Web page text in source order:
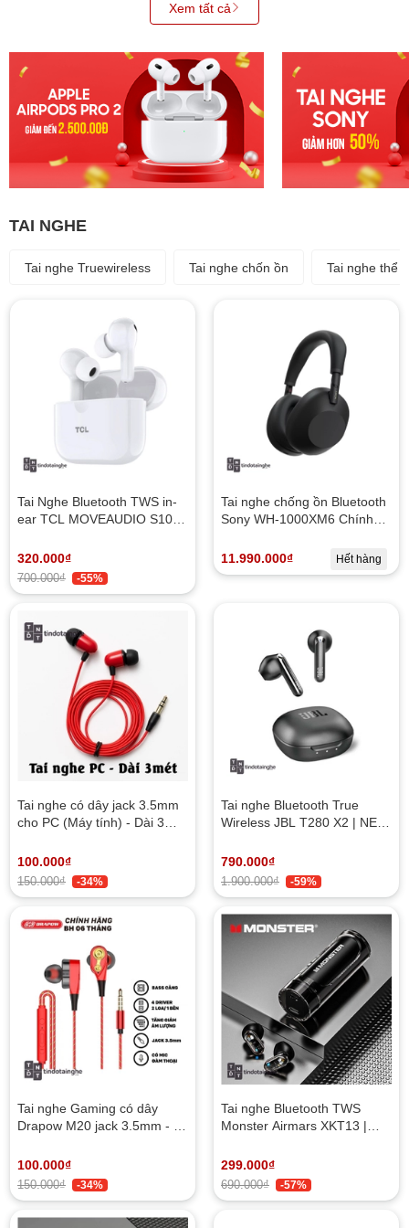
Xem tất cả
TAI NGHE
Tai nghe Truewireless Tai nghe chốn ồn Tai nghe thể
Tai Nghe Bluetooth TWS in-
ear TCL MOVEAUDIO S108 |
320.000₫
700.000₫ -55%
Tai nghe chống ồn Bluetooth
Sony WH-1000XM6 Chính
11.990.000₫
Hết hàng
Tai nghe có dây jack 3.5mm
cho PC (Máy tính) - Dài 3
100.000₫
150.000₫ -34%
Tai nghe Bluetooth True
Wireless JBL T280 X2 | NEW
Bluetooth 5.3
790.000₫
1.900.000₫ -59%
Tai nghe Gaming có dây
Drapow M20 jack 3.5mm - 4
100.000₫
150.000₫ -34%
Tai nghe Bluetooth TWS
Monster Airmars XKT13 |
Sound Quality, Bluetooth 5.3
299.000₫
690.000₫ -57%